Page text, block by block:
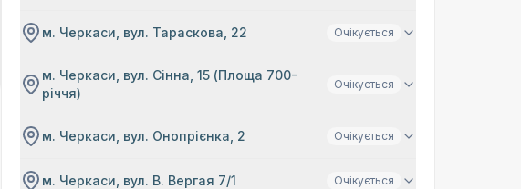
м. Черкаси, вул. Тараскова, 22 Очікується
м. Черкаси, вул. Сінна, 15 (Площа 700-
річчя)
Очікується
м. Черкаси, вул. Онопрієнка, 2 Очікується
м. Черкаси, вул. В. Вергая 7/1 Очікується